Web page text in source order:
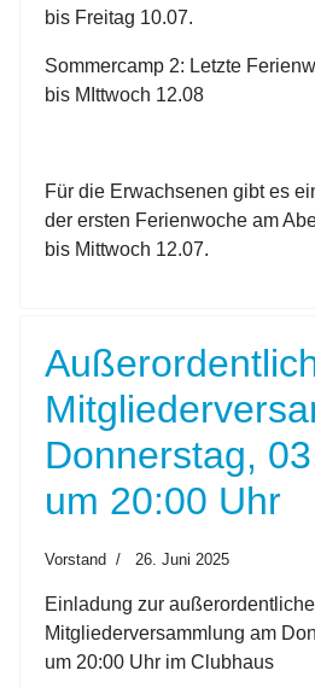
bis Freitag 10.07.
Sommercamp 2: Letzte
bis MIttwoch 12.08
Für die Erwachsenen gibt es
der ersten Ferienwoche am
bis Mittwoch 12.07.
Donnerstag,
um 20:00 Uhr
Vorstand 26. Juni 2025
Einladung zur
Mitgliederversammlung am
um 20:00 Uhr im Clubhaus